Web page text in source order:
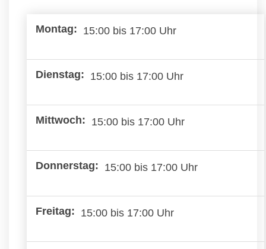
15:00 bis 17:00 Uhr
15:00 bis 17:00 Uhr
15:00 bis 17:00 Uhr
15:00 bis 17:00 Uhr
15:00 bis 17:00 Uhr